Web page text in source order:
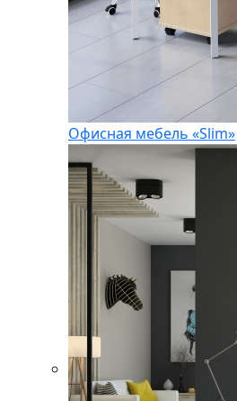
Офисная мебель «Slim»